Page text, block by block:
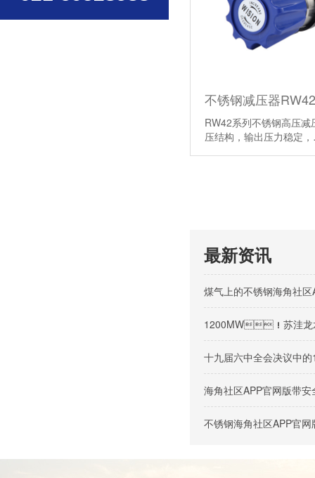
不锈钢减压器RW42
RW42系列不锈钢高压减压
压结构，输出压力稳定
最新资讯
煤气上的不锈钢海角社
1200MW！苏洼龙水
十九届六中全会决议中
海角社区APP官网版带
不锈钢海角社区APP官